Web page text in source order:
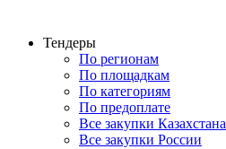
Тендеры
По регионам
По площадкам
По категориям
По предоплате
Все закупки Казахстана
Все закупки России